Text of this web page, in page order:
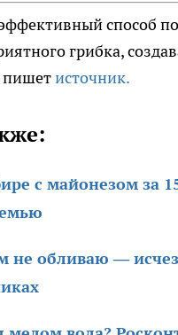
способ
грибка,
пишетисточник.
с майонезом за
не обливаю —